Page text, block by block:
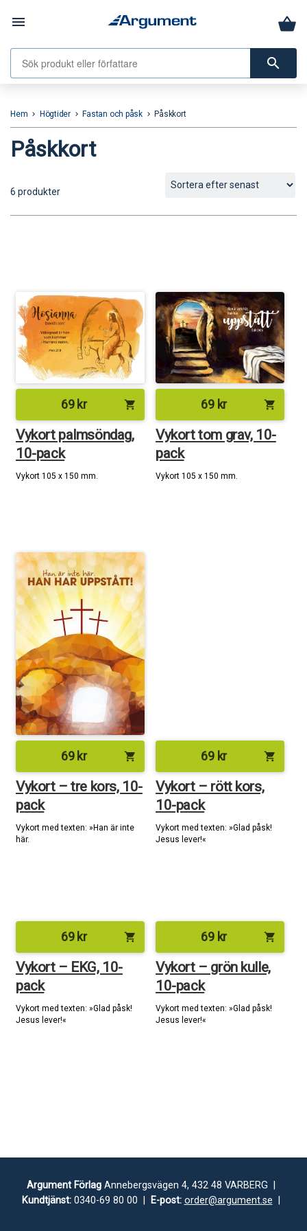
menu
search
Hem keyboard_arrow_right Högtider keyboard_arrow_right Fastan och påsk keyboard_arrow_right Påskkort
Påskkort
6 produkter
69 kr shopping_cart
Vykort palmsöndag,
10-pack
Vykort 105 x 150 mm.
69 kr shopping_cart
Vykort tom grav, 10-
pack
Vykort 105 x 150 mm.
69kr shopping_cart
Vykort – tre kors, 10-
pack
Vykort med texten: »Han är inte
här.
69 kr shopping_cart
Vykort – rött kors,
10-pack
Vykort med texten: »Glad påsk!
Jesus lever!«
69kr shopping_cart
Vykort – EKG, 10-
pack
Vykort med texten: »Glad påsk!
Jesus lever!«
69 kr shopping_cart
Vykort – grön kulle,
10-pack
Vykort med texten: »Glad påsk!
Jesus lever!«
Argument FörlagAnnebergsvägen 4, 432 48 VARBERG |
Kundtjänst:0340-69 80 00 | E-post: order@argument.se